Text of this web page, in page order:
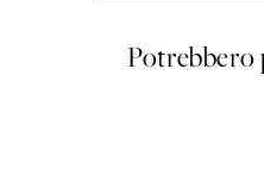
Potrebbero